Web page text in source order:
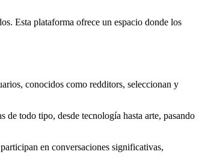
Esta plataforma ofrece un espacio donde los
conocidos como redditors, seleccionan y
de todo tipo, desde tecnología hasta arte, pasando
en conversaciones significativas,